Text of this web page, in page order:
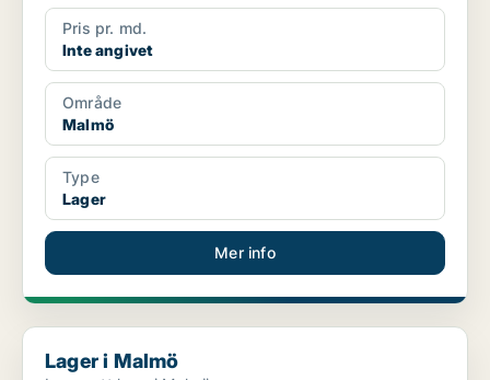
Pris pr. md.
Inte angivet
Område
Malmö
Type
Lager
Mer info
Lager i Malmö
Lager i Malmö